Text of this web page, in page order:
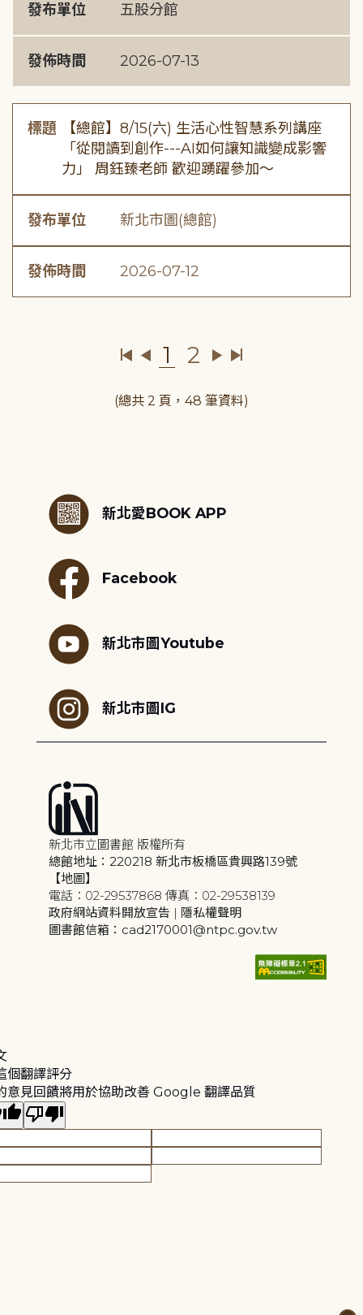
發布單位 五股分館
發佈時間 2026-07-13
標題
【總館】8/15(六) 生活心性智慧系列講座
「從閱讀到創作---AI如何讓知識變成影響
力」 周鈺臻老師 歡迎踴躍參加～
發布單位 新北市圖(總館)
發佈時間 2026-07-12
1 2
(總共 2 頁，48 筆資料)
新北愛BOOK APP
Facebook
新北市圖Youtube
新北市圖IG
新北市立圖書館 版權所有
總館地址：220218 新北市板橋區貴興路139號
【地圖】
電話：02-29537868 傳真：02-29538139
政府網站資料開放宣告 | 隱私權聲明
圖書館信箱：cad2170001@ntpc.gov.tw
個翻譯評分
意見回饋將用於協助改善 Google 翻譯品質